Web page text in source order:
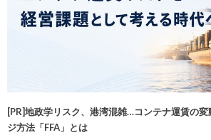
[PR]地政学リスク、港湾混雑…コンテナ運賃の
ジ方法「FFA」とは